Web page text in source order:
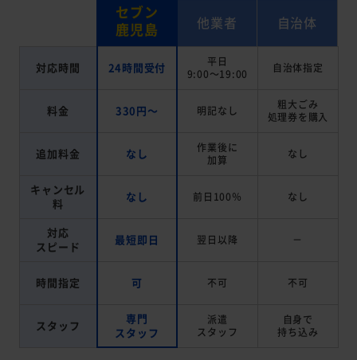
セブン
鹿児島
他業者 自治体
対応時間 24時間受付
平日
9:00～19:00
自治体指定
料金 330円～ 明記なし
粗大ごみ
処理券を 購入
追加料金 なし
作業後に
加算
なし
キャンセル
料
なし 前日100％ なし
対応
スピード
最短即日 翌日以降 －
時間指定 可 不可 不可
スタッフ
専門
スタッフ
派遣
スタッフ
自身で
持ち込み